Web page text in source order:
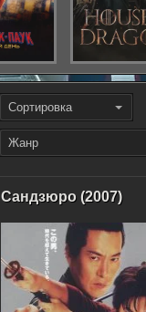
Сортировка
Жанр
Сандзюро (2007)